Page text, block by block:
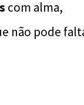
com alma,
não pode